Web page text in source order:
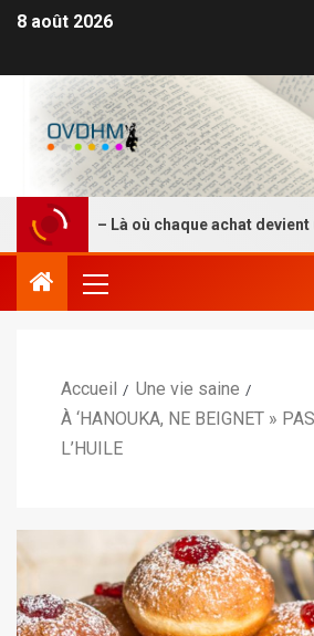
8 août 2026
HM – Là où chaque achat devient un
Accueil
Une vie saine
À ‘HANOUKA, NE BEIGNET »
L’HUILE